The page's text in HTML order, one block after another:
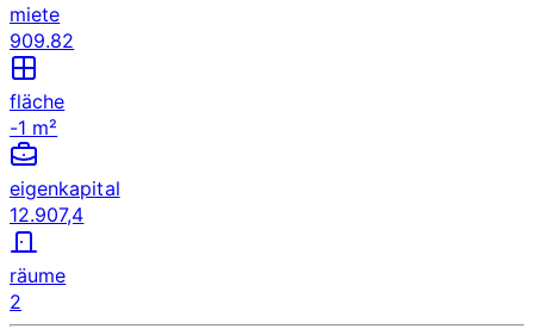
miete
909.82
fläche
-1 m²
eigenkapital
12.907,4
räume
2